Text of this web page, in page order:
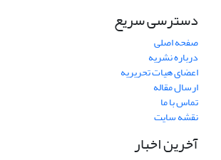
دسترسی سریع
صفحه اصلی
درباره نشریه
اعضای هیات تحریریه
ارسال مقاله
تماس با ما
نقشه سایت
آخرین اخبار